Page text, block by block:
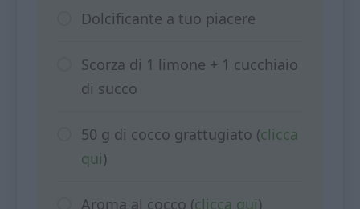
Dolcificante a tuo piacere
Scorza di 1 limone + 1 cucchiaio
di succo
50 g di cocco grattugiato (clicca
qui)
Aroma al cocco (clicca qui)